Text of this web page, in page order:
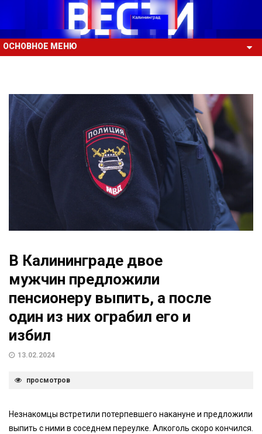
ОСНОВНОЕ МЕНЮ
В Калининграде двое
мужчин предложили
пенсионеру выпить, а после
один из них ограбил его и
избил
13.02.2024
просмотров
Незнакомцы встретили потерпевшего накануне и предложили
выпить с ними в соседнем переулке. Алкоголь скоро кончился.